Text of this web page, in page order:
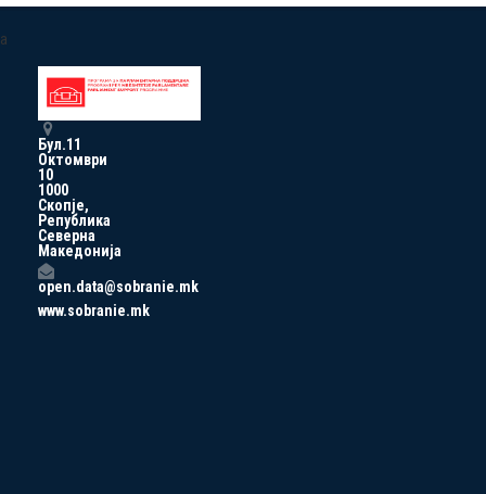
a
Бул.11
Октомври
10
1000
Скопје,
Република
Северна
Македонија
open.data@sobranie.mk
www.sobranie.mk